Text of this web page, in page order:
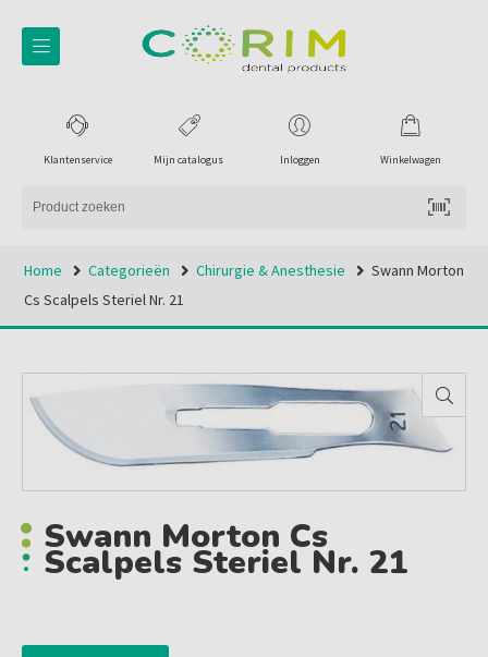
Winkelwagen
Inloggen
Mijn catalogus
Klantenservice
Home Categorieën Chirurgie & Anesthesie
Swann Morton
Cs Scalpels Steriel Nr. 21
Swann Morton Cs
Scalpels Steriel Nr. 21